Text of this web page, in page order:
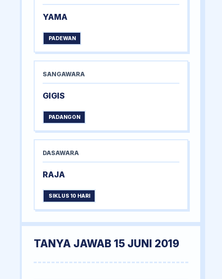
YAMA
PADEWAN
SANGAWARA
GIGIS
PADANGON
DASAWARA
RAJA
SIKLUS 10 HARI
TANYA JAWAB 15 JUNI 2019